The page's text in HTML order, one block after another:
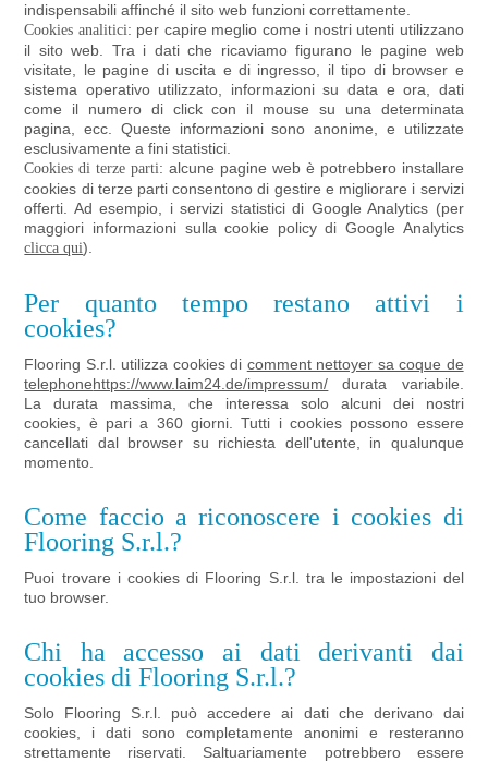
indispensabili affinché il sito web funzioni correttamente.
Cookies analitici: per capire meglio come i nostri utenti utilizzano
il sito web. Tra i dati che ricaviamo figurano le pagine web
visitate, le pagine di uscita e di ingresso, il tipo di browser e
sistema operativo utilizzato, informazioni su data e ora, dati
come il numero di click con il mouse su una determinata
pagina, ecc. Queste informazioni sono anonime, e utilizzate
esclusivamente a fini statistici.
Cookies di terze parti: alcune pagine web è potrebbero installare
cookies di terze parti consentono di gestire e migliorare i servizi
offerti. Ad esempio, i servizi statistici di Google Analytics (per
maggiori informazioni sulla cookie policy di Google Analytics
clicca qui).
Per quanto tempo restano attivi i
cookies?
Flooring S.r.l. utilizza cookies di comment nettoyer sa coque de
telephonehttps://www.laim24.de/impressum/ durata variabile.
La durata massima, che interessa solo alcuni dei nostri
cookies, è pari a 360 giorni. Tutti i cookies possono essere
cancellati dal browser su richiesta dell'utente, in qualunque
momento.
Come faccio a riconoscere i cookies di
Flooring S.r.l.?
Puoi trovare i cookies di Flooring S.r.l. tra le impostazioni del
tuo browser.
Chi ha accesso ai dati derivanti dai
cookies di Flooring S.r.l.?
Solo Flooring S.r.l. può accedere ai dati che derivano dai
cookies, i dati sono completamente anonimi e resteranno
strettamente riservati. Saltuariamente potrebbero essere